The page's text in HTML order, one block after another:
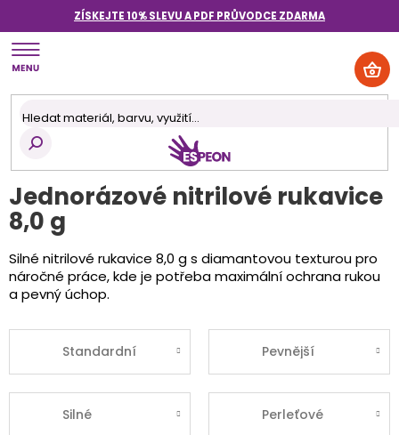
obsah
ZÍSKEJTE 10% SLEVU A PDF PRŮVODCE ZDARMA
Jednorázové nitrilové rukavice
8,0 g
Silné nitrilové rukavice 8,0 g s diamantovou texturou pro
náročné práce, kde je potřeba maximální ochrana rukou
a pevný úchop.
Standardní Pevnější
Silné Perleťové